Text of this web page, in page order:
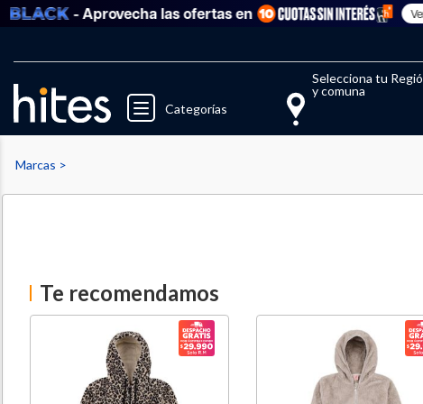
- Aprovecha las ofertas en Ver
Categorías
Selecciona tu
y comuna
El
Llegaste al límite de productos
Marcas
Te recomendamos